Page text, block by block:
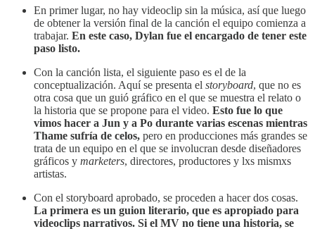
En primer lugar, no hay videoclip sin la música, así que luego
de obtener la versión final de la canción el equipo comienza a
trabajar. En este caso, Dylan fue el encargado de tener este
paso listo.
Con la canción lista, el siguiente paso es el de la
conceptualización. Aquí se presenta el storyboard, que no es
otra cosa que un guió gráfico en el que se muestra el relato o
la historia que se propone para el video. Esto fue lo que
vimos hacer a Jun y a Po durante varias escenas mientras
Thame sufría de celos, pero en producciones más grandes se
trata de un equipo en el que se involucran desde diseñadores
gráficos y marketers, directores, productores y lxs mismxs
artistas.
Con el storyboard aprobado, se proceden a hacer dos cosas.
La primera es un guion literario, que es apropiado para
videoclips narrativos. Si el MV no tiene una historia, se